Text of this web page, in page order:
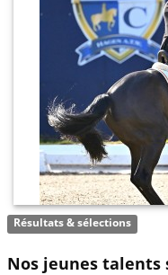
Résultats & sélections
Nos jeunes talents